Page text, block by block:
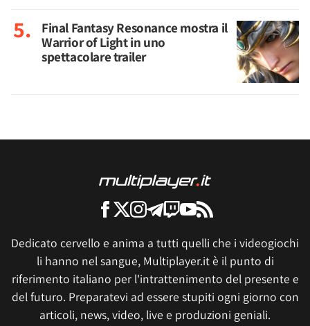
Final Fantasy Resonance mostra il
Warrior of Light in uno
spettacolare trailer
Dedicato cervello e anima a tutti quelli che i videogiochi
li hanno nel sangue, Multiplayer.it è il punto di
riferimento italiano per l'intrattenimento del presente e
del futuro. Preparatevi ad essere stupiti ogni giorno con
articoli, news, video, live e produzioni geniali.